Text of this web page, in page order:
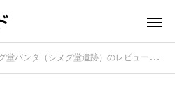
バンタ（シヌグ堂遺跡）のレビュー！現地で感じる魅力を紹介